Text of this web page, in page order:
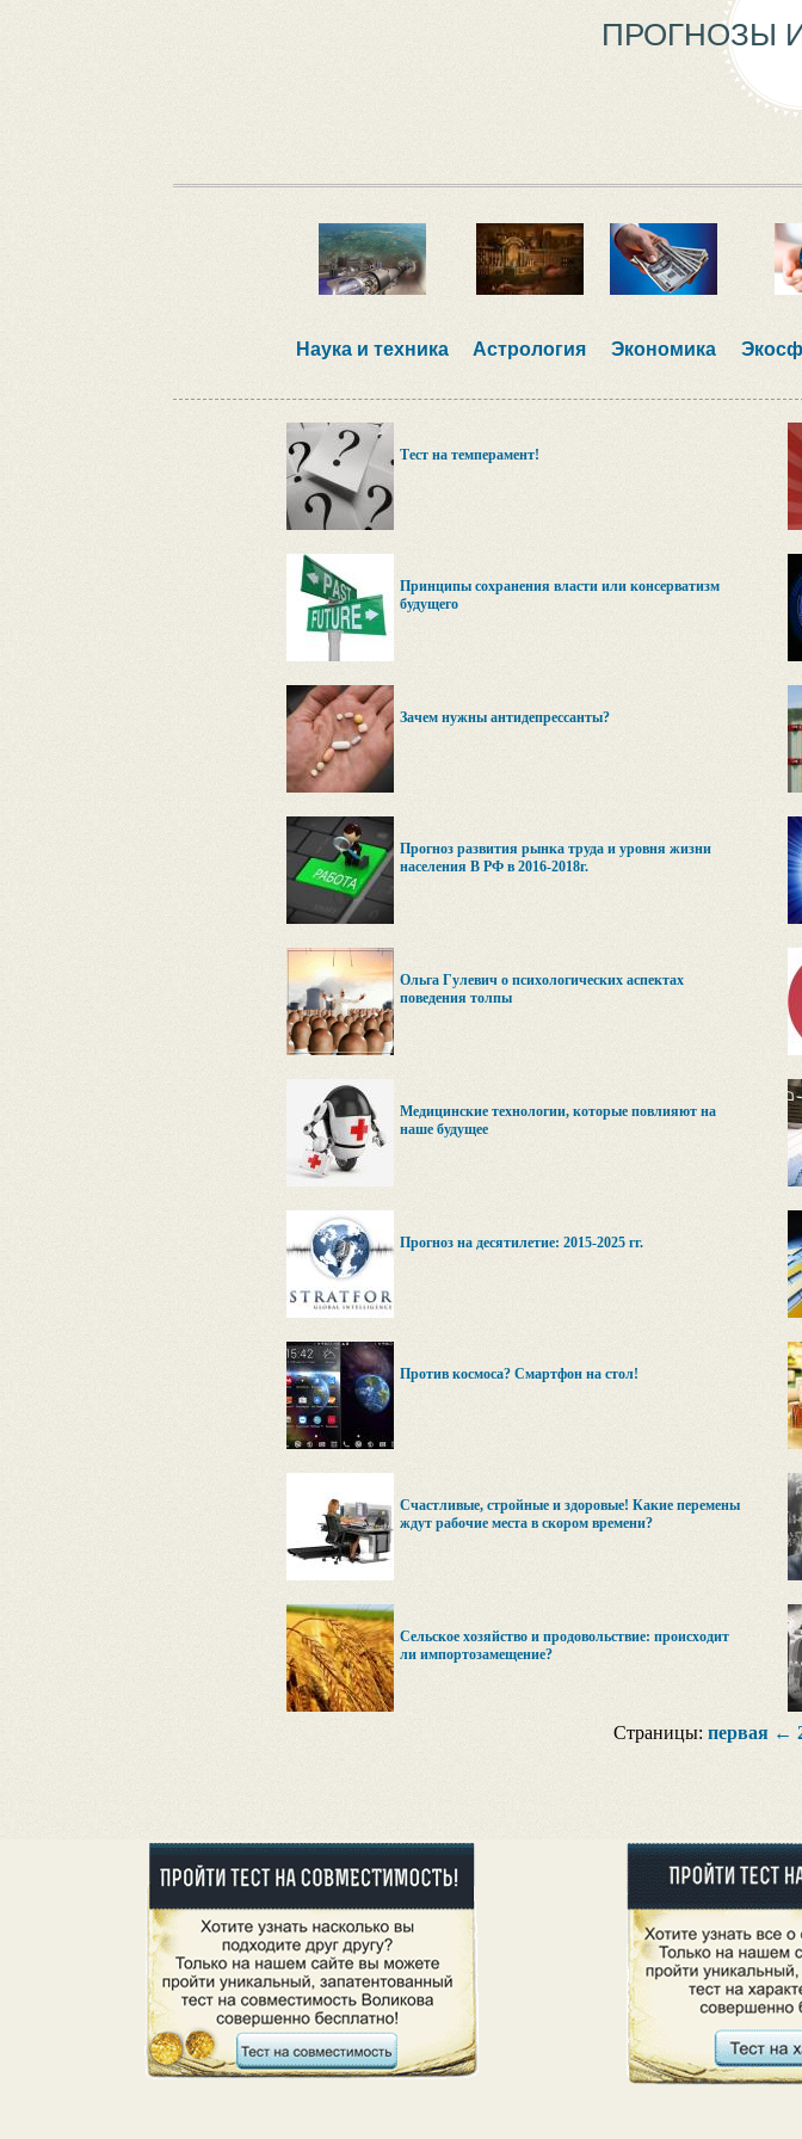
ПРОГНОЗЫ
Наука и техника Астрология Экономика
Тест на темперамент!
Принципы сохранения власти или консерватизм
будущего
Зачем нужны антидепрессанты?
Прогноз развития рынка труда и уровня жизни
населения В РФ в 2016-2018г.
Ольга Гулевич о психологических аспектах
поведения толпы
Медицинские технологии, которые повлияют на
наше будущее
Прогноз на десятилетие: 2015-2025 гг.
Против космоса? Смартфон на стол!
Счастливые, стройные и здоровые! Какие перемены
ждут рабочие места в скором времени?
Cельское хозяйство и продовольствие: происходит
ли импортозамещение?
Страницы: первая←